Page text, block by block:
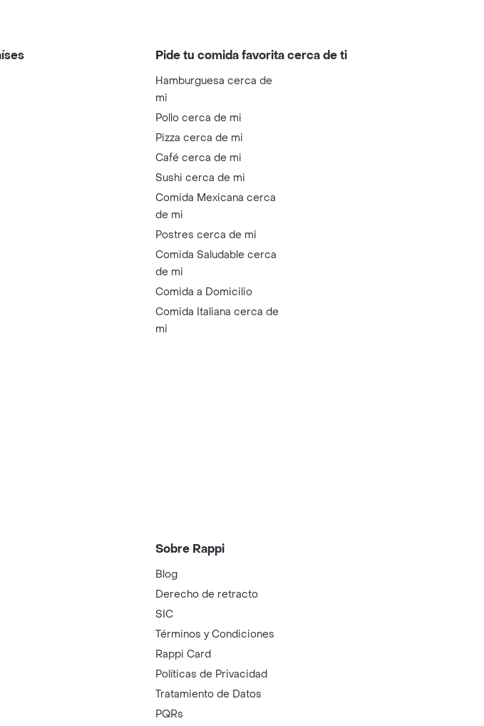
Pide tu comida favorita cerca de ti
Hamburguesa cerca de
mi
Pollo cerca de mi
Pizza cerca de mi
Café cerca de mi
Sushi cerca de mi
Comida Mexicana cerca
de mi
Postres cerca de mi
Comida Saludable cerca
de mi
Comida a Domicilio
Comida Italiana cerca de
mi
Sobre Rappi
Blog
Derecho de retracto
SIC
Términos y Condiciones
Rappi Card
Políticas de Privacidad
Tratamiento de Datos
PQRs